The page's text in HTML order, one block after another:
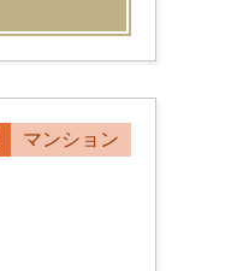
マンション